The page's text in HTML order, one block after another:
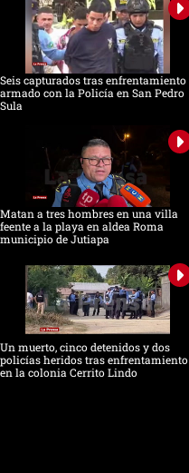
Seis capturados tras enfrentamiento
armado con la Policía en San Pedro
Sula
Matan a tres hombres en una villa
feente a la playa en aldea Roma
municipio de Jutiapa
Un muerto, cinco detenidos y dos
policías heridos tras enfrentamiento
en la colonia Cerrito Lindo